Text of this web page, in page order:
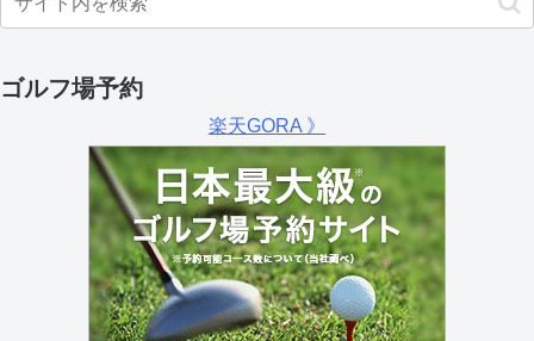
ゴルフ場予約
楽天GORA 》